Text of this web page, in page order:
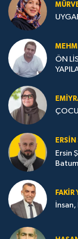
ÖN
Ersin
FAKIR